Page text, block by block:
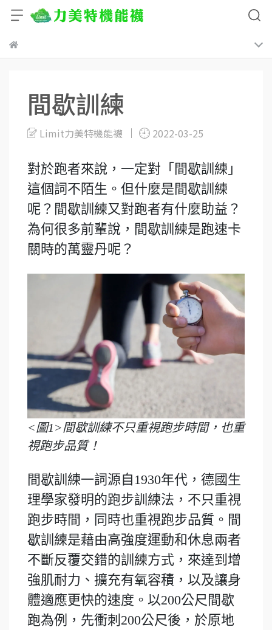
間歇訓練
Limit力美特機能襪 2022-03-25
對於跑者來說，一定對「間歇訓練」
這個詞不陌生。但什麼是間歇訓練
呢？間歇訓練又對跑者有什麼助益？
為何很多前輩說，間歇訓練是跑速卡
關時的萬靈丹呢？
<圖1>間歇訓練不只重視跑步時間，也重
視跑步品質！
間歇訓練一詞源自1930年代，德國生
理學家發明的跑步訓練法，不只重視
跑步時間，同時也重視跑步品質。間
歇訓練是藉由高強度運動和休息兩者
不斷反覆交錯的訓練方式，來達到增
強肌耐力、擴充有氧容積，以及讓身
體適應更快的速度。以200公尺間歇
跑為例，先衝刺200公尺後，於原地